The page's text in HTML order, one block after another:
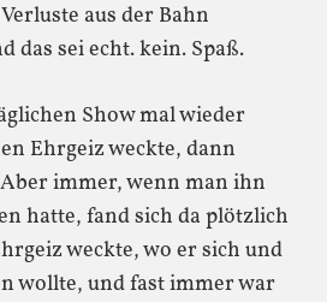
aus der Bahn
das sei echt. kein. Spaß.
Show mal wieder
Ehrgeiz weckte, dann
immer, wenn man ihn
hatte, fand sich da plötzlich
weckte, wo er sich und
wollte, und fast immer war